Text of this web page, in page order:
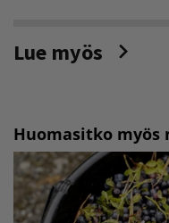
Lue myös